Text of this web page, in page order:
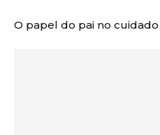
O papel do pai no